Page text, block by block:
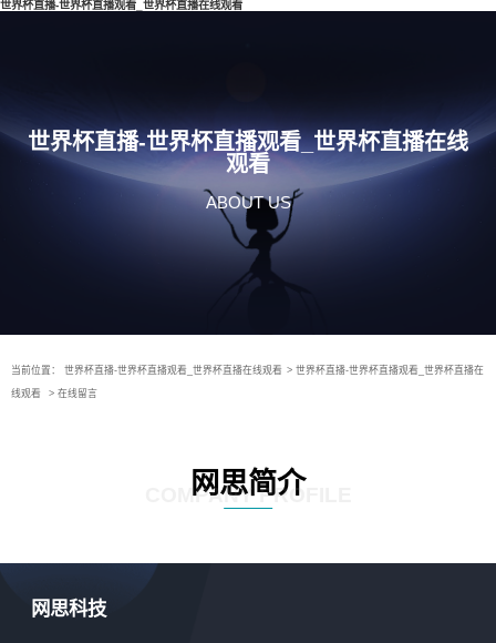
世界杯直播-世界杯直播观看_世界杯直播在线观看
世界杯直播-世界杯直播观看_世界杯直播在线
观看
ABOUT US
当前位置： 世界杯直播-世界杯直播观看_世界杯直播在线观看 > 世界杯直播-世界杯直播观看_世界杯直播在
线观看 > 在线留言
网思简介
COMPANY PROFILE
网思科技